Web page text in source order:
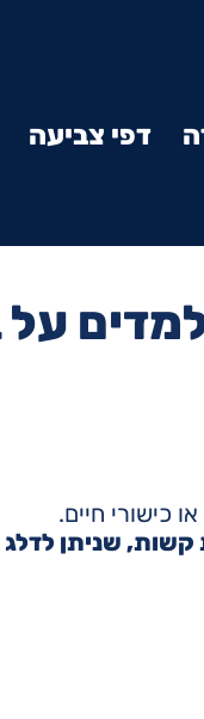
דפי צביעה
על
כישורי חיים.
שניתן לדלג